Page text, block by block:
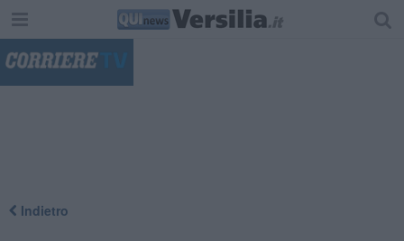
Indietro